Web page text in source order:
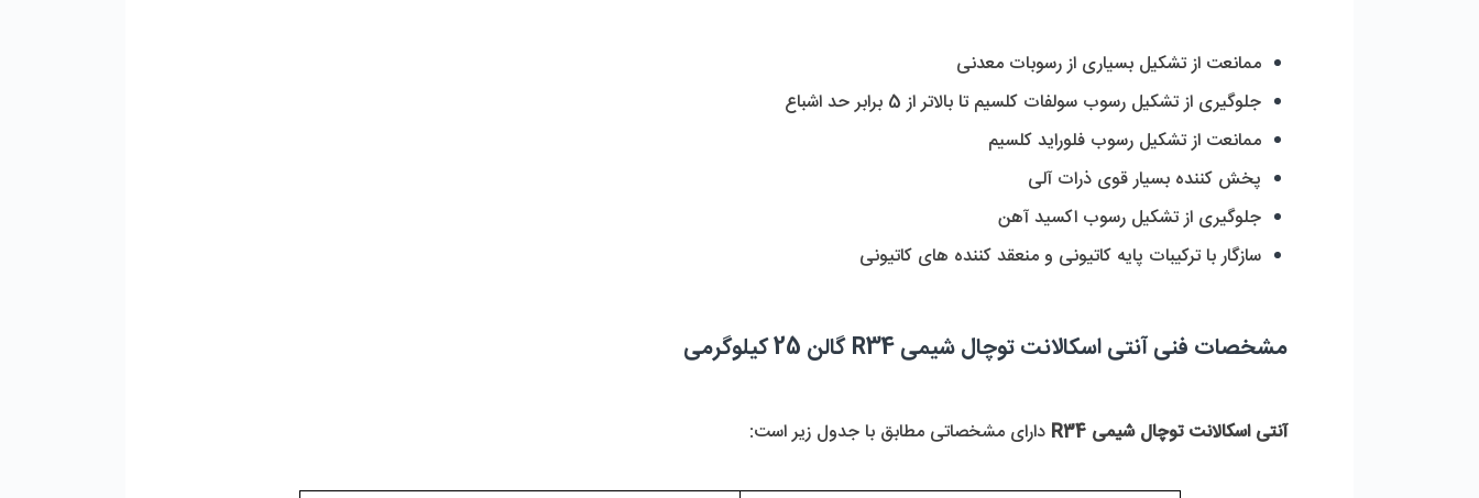
ممانعت از تشکیل بسیاری از رسوبات معدنی
جلوگیری از تشکیل رسوب سولفات کلسیم تا بالاتر از 5 برابر حد اشباع
ممانعت از تشکیل رسوب فلوراید کلسیم
پخش کننده بسیار قوی ذرات آلی
جلوگیری از تشکیل رسوب اکسید آهن
سازگار با ترکیبات پایه کاتیونی و منعقد کننده های کاتیونی
مشخصات فنی آنتی اسکالانت توچال شیمی R34 گالن 25 کیلوگرمی
آنتی اسکالانت توچال شیمی R34 دارای مشخصاتی مطابق با جدول زیر است: